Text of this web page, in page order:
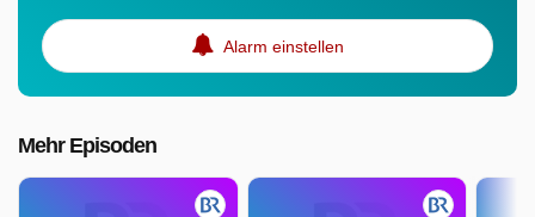
Quer Mit Christoph Süß wurde auf BR ausgestrahlt am
Sonntag 29 März 2026, 12:00 Uhr.
Alarm einstellen
Mehr Episoden